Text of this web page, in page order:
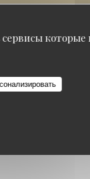
сервисы которые